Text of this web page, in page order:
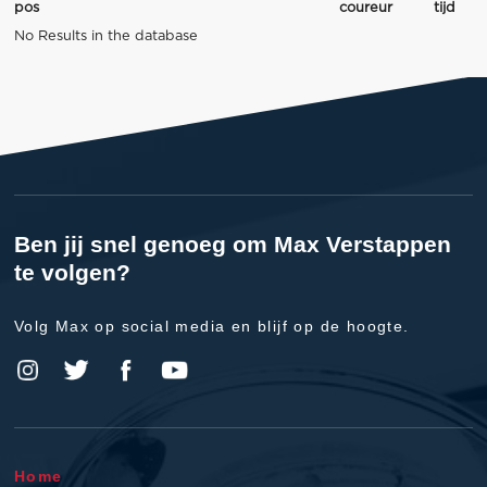
pos coureur
tijd
No Results in the database
Ben jij snel genoeg om Max Verstappen
te volgen?
Volg Max op social media en blijf op de hoogte.
Home